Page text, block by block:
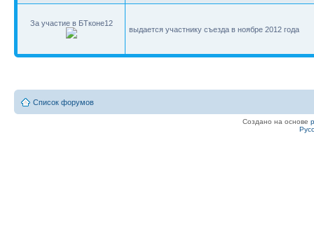
За участие в БТконе12
выдается участнику съезда в ноябре 2012 года
Список форумов
Создано на основе